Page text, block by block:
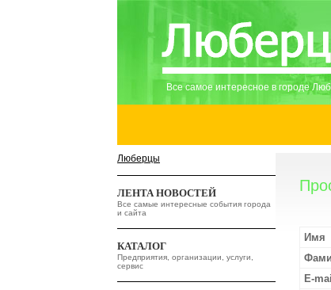
Все самое интересное в городе
Люберцы
ЛЕНТА НОВОСТЕЙ
Все самые интересные события города
и сайта
КАТАЛОГ
Предприятия, организации, услуги,
сервис
Имя
E-mail